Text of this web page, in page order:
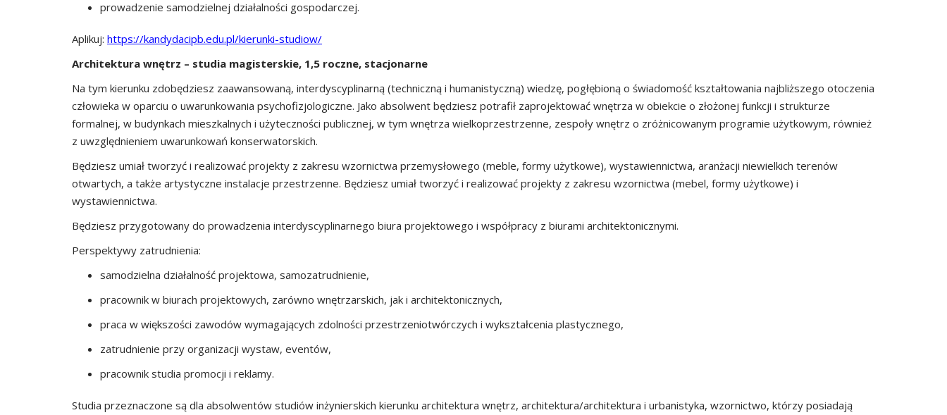
prowadzenie samodzielnej działalności gospodarczej.
Aplikuj: https://kandydacipb.edu.pl/kierunki-studiow/
Architektura wnętrz – studia magisterskie, 1,5 roczne, stacjonarne
Na tym kierunku zdobędziesz zaawansowaną, interdyscyplinarną (techniczną i humanistyczną) wiedzę, pogłębioną o świadomość kształtowania najbliższego otoczenia
człowieka w oparciu o uwarunkowania psychofizjologiczne. Jako absolwent będziesz potrafił zaprojektować wnętrza w obiekcie o złożonej funkcji i strukturze
formalnej, w budynkach mieszkalnych i użyteczności publicznej, w tym wnętrza wielkoprzestrzenne, zespoły wnętrz o zróżnicowanym programie użytkowym, również
z uwzględnieniem uwarunkowań konserwatorskich.
Będziesz umiał tworzyć i realizować projekty z zakresu wzornictwa przemysłowego (meble, formy użytkowe), wystawiennictwa, aranżacji niewielkich terenów
otwartych, a także artystyczne instalacje przestrzenne. Będziesz umiał tworzyć i realizować projekty z zakresu wzornictwa (mebel, formy użytkowe) i
wystawiennictwa.
Będziesz przygotowany do prowadzenia interdyscyplinarnego biura projektowego i współpracy z biurami architektonicznymi.
Perspektywy zatrudnienia:
samodzielna działalność projektowa, samozatrudnienie,
pracownik w biurach projektowych, zarówno wnętrzarskich, jak i architektonicznych,
praca w większości zawodów wymagających zdolności przestrzeniotwórczych i wykształcenia plastycznego,
zatrudnienie przy organizacji wystaw, eventów,
pracownik studia promocji i reklamy.
Studia przeznaczone są dla absolwentów studiów inżynierskich kierunku architektura wnętrz, architektura/architektura i urbanistyka, wzornictwo, którzy posiadają